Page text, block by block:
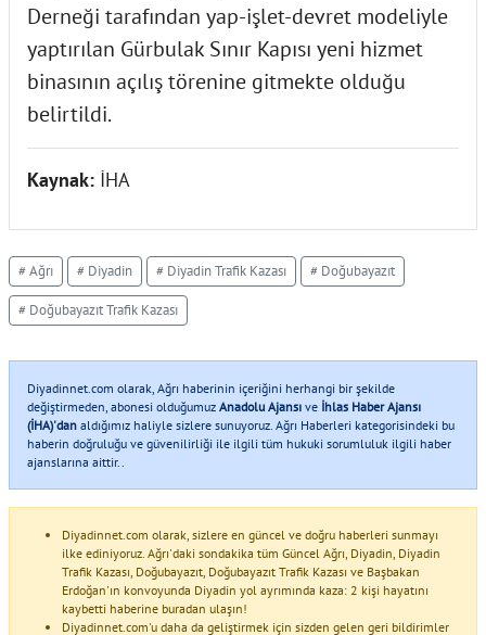
Derneği tarafından yap-işlet-devret modeliyle
yaptırılan Gürbulak Sınır Kapısı yeni hizmet
binasının açılış törenine gitmekte olduğu
belirtildi.
Kaynak: İHA
# Ağrı # Diyadin # Diyadin Trafik Kazası # Doğubayazıt
# Doğubayazıt Trafik Kazası
Diyadinnet.com olarak, Ağrı haberinin içeriğini herhangi bir şekilde
değiştirmeden, abonesi olduğumuz Anadolu Ajansı ve İhlas Haber Ajansı
(İHA)'dan aldığımız haliyle sizlere sunuyoruz. Ağrı Haberleri kategorisindeki bu
haberin doğruluğu ve güvenilirliği ile ilgili tüm hukuki sorumluluk ilgili haber
ajanslarına aittir..
Diyadinnet.com olarak, sizlere en güncel ve doğru haberleri sunmayı
ilke ediniyoruz. Ağrı'daki sondakika tüm Güncel Ağrı, Diyadin, Diyadin
Trafik Kazası, Doğubayazıt, Doğubayazıt Trafik Kazası ve Başbakan
Erdoğan'ın konvoyunda Diyadin yol ayrımında kaza: 2 kişi hayatını
kaybetti haberine buradan ulaşın!
Diyadinnet.com'u daha da geliştirmek için sizden gelen geri bildirimler